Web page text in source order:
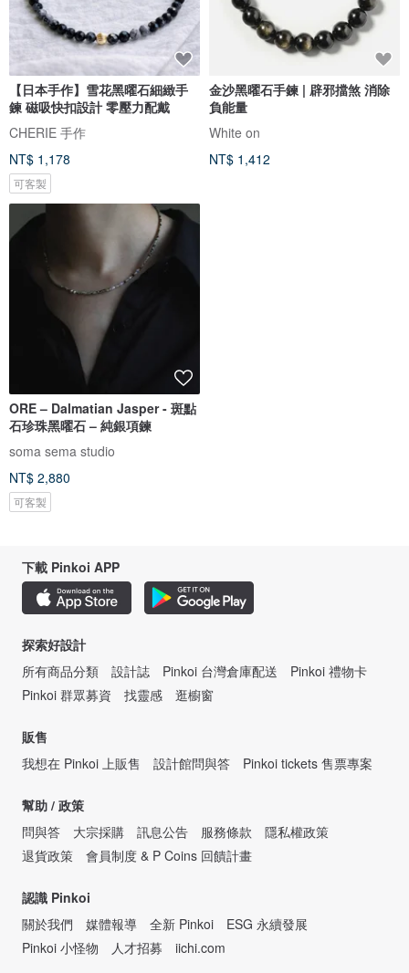
【日本手作】雪花黑曜石細緻手
鍊 磁吸快扣設計 零壓力配戴
CHERIE 手作
NT$ 1,178
可客製
金沙黑曜石手鍊 | 辟邪擋煞 消除
負能量
White on
NT$ 1,412
ORE – Dalmatian Jasper - 斑點
石珍珠黑曜石 – 純銀項鍊
soma sema studio
NT$ 2,880
可客製
下載 Pinkoi APP
探索好設計
所有商品分類
設計誌 Pinkoi 台灣倉庫配送
Pinkoi 禮物卡
Pinkoi 群眾募資
找靈感 逛櫥窗
販售
我想在 Pinkoi 上販售
設計館問與答 Pinkoi tickets 售票專案
幫助 / 政策
問與答
大宗採購 訊息公告 服務條款
隱私權政策
退貨政策
會員制度 & P Coins 回饋計畫
認識 Pinkoi
關於我們
媒體報導 全新 Pinkoi
ESG 永續發展
Pinkoi 小怪物
人才招募 iichi.com